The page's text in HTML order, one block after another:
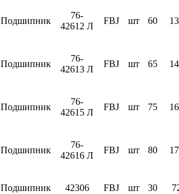
Подшипник
76-
42612 Л
FBJ шт 60
Подшипник
76-
42613 Л
FBJ шт 65
Подшипник
76-
42615 Л
FBJ шт 75
Подшипник
76-
42616 Л
FBJ шт 80
Подшипник 42306 FBJ шт 30